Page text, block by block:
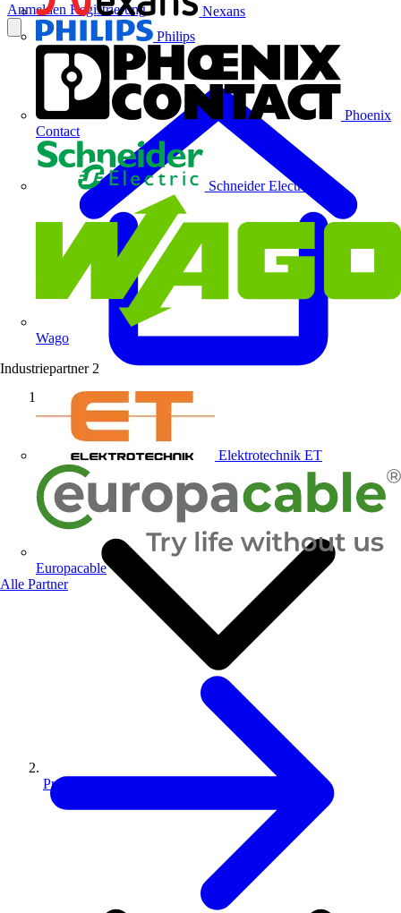
Nexans
Philips
Phoenix
Contact
Schneider Electric
Wago
Industriepartner 2
Elektrotechnik ET
Europacable
Alle Partner
Anmelden Registrierung
Startseite
Produkte